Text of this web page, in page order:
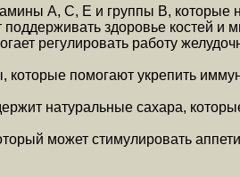
А, С, Е и группы В,
здоровье костей
регулировать работу
помогают укрепить
натуральные сахара,
может стимулировать